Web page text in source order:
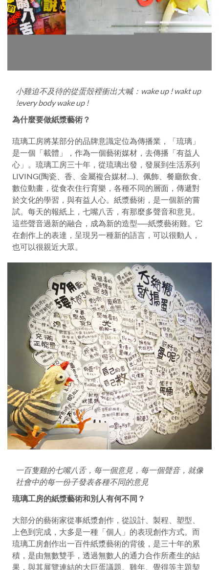
小雞迫不及待的從蛋殼裡衝出大喊：wake up ! wakt up
!every body wake up !
為什麼要做紙漿藝術？
琉璃工房將某部分的品牌意識定位為傳播業，「琉璃」
是一個「載體」，作為一個藝術媒材，去傳播「有益人
心」。琉璃工房三十年，從琉璃出發，發展到生活系列
LIVING(陶瓷、香、金屬複合媒材…)、佩飾、餐廳飲食、
數位動畫，從食衣住行育樂，各種不同的層面，傳遞對
於文化的學習，與有益人心。紙漿藝術，是一個新的嘗
試。每天的報紙上，七嘴八舌，有那麼多聲音和意見。
這些聲音過新的融合，成為新的造型──紙漿藝術雞。它
在創作上的表達，呈現另一種新的語言，可以很動人，
也可以很親近大眾。
一百隻雞的七嘴八舌，每一個意見，每一個聲音，就像
社會中的每一份子發表各種不同的意見
琉璃工房的紙漿藝術和別人有何不同？
大部分的藝術家從事紙漿創作，從設計、製程、塑型、
上色到完成，大多是一種「個人」的表現創作方式。而
琉璃工房創作出一百件紙漿藝術的背後，是三十年的累
積，是由無數雙手，透過無數人的通力合作所產生的結
果，與其展覽連結的大巨蛋議題、雞年、覺得等主題契